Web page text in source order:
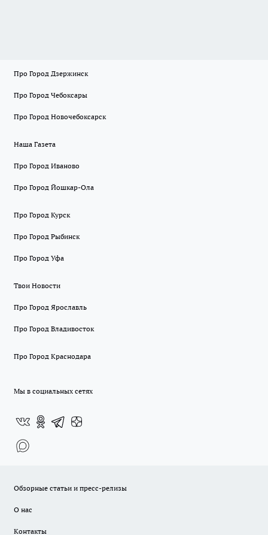
Про Город Дзержинск
Про Город Чебоксары
Про Город Новочебоксарск
Наша Газета
Про Город Иваново
Про Город Йошкар-Ола
Про Город Курск
Про Город Рыбинск
Про Город Уфа
Твои Новости
Про Город Ярославль
Про Город Владивосток
Про Город Краснодара
Мы в социальных сетях
Обзорные статьи и пресс-релизы
О нас
Контакты